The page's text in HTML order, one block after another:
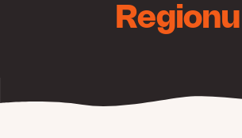
Regionu